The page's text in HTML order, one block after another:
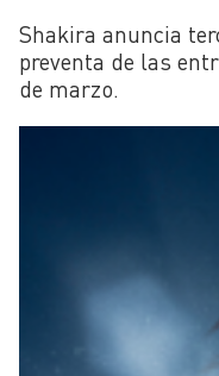
Shakira anuncia
preventa de las
de marzo.